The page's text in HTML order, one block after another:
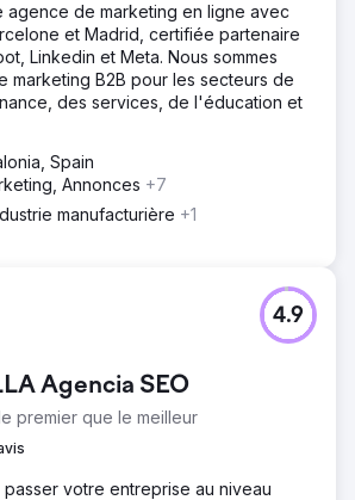
agence de marketing en ligne avec
et Madrid, certifiée partenaire
Linkedin et Meta. Nous sommes
marketing B2B pour les secteurs de
des services, de l'éducation et
Spain
Annonces +7
manufacturière +1
Agencia SEO
premier que le meilleur
4.9
votre entreprise au niveau